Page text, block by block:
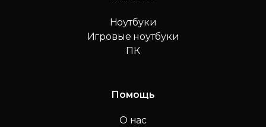
Ноутбуки
Игровые ноутбуки
ПК
Помощь
О нас